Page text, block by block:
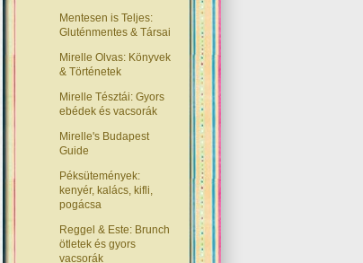
Mentesen is Teljes:
Gluténmentes & Társai
Mirelle Olvas: Könyvek
& Történetek
Mirelle Tésztái: Gyors
ebédek és vacsorák
Mirelle's Budapest
Guide
Péksütemények:
kenyér, kalács, kifli,
pogácsa
Reggel & Este: Brunch
ötletek és gyors
vacsorák